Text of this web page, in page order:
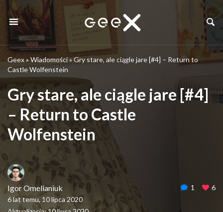
Geex»Wiadomości» Gry stare, ale ciągle jare [#4] – Return to
Castle Wolfenstein
Gry stare, ale ciągle jare [#4]
– Return to Castle
Wolfenstein
Igor Omelianiuk
6 lat temu, 10 lipca 2020
1 6